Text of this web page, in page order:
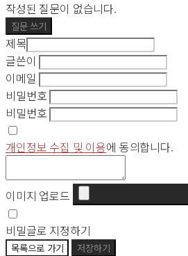
작성된 질문이 없습니다.
질문 쓰기
제목
글쓴이
이메일
비밀번호
비밀번호
개인정보 수집 및 이용에 동의합니다.
이미지 업로드
비밀글로 지정하기
목록으로 가기 저장하기